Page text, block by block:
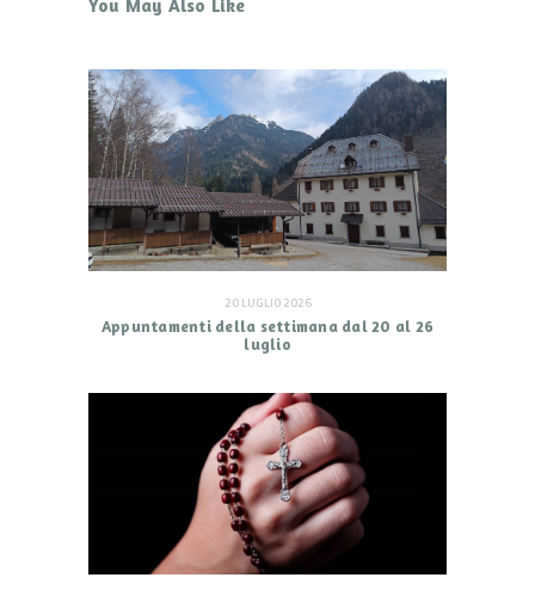
You May Also Like
20 LUGLIO 2026
Appuntamenti della settimana dal 20 al 26
luglio